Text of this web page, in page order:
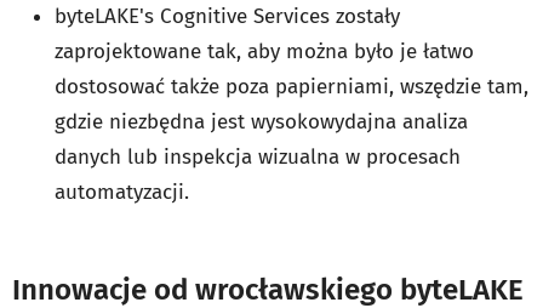
byteLAKE's Cognitive Services zostały
zaprojektowane tak, aby można było je łatwo
dostosować także poza papierniami, wszędzie tam,
gdzie niezbędna jest wysokowydajna analiza
danych lub inspekcja wizualna w procesach
automatyzacji.
Innowacje od wrocławskiego byteLAKE